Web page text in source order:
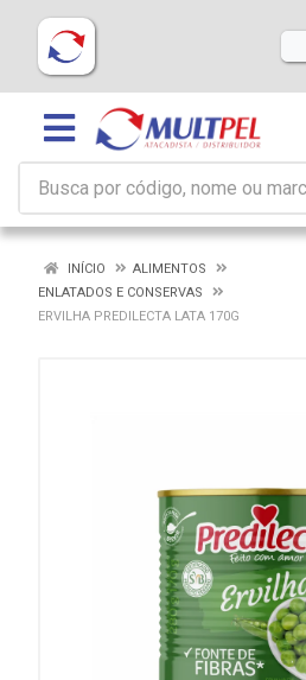
INÍCIO
ALIMENTOS
ENLATADOS E CONSERVAS
ERVILHA PREDILECTA LATA 170G